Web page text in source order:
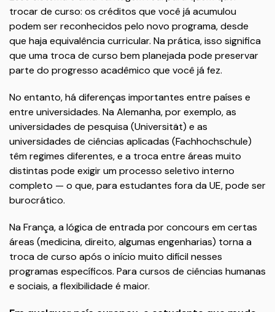
trocar de curso: os créditos que você já acumulou
podem ser reconhecidos pelo novo programa, desde
que haja equivalência curricular. Na prática, isso significa
que uma troca de curso bem planejada pode preservar
parte do progresso acadêmico que você já fez.
No entanto, há diferenças importantes entre países e
entre universidades. Na Alemanha, por exemplo, as
universidades de pesquisa (Universität) e as
universidades de ciências aplicadas (Fachhochschule)
têm regimes diferentes, e a troca entre áreas muito
distintas pode exigir um processo seletivo interno
completo — o que, para estudantes fora da UE, pode ser
burocrático.
Na França, a lógica de entrada por concours em certas
áreas (medicina, direito, algumas engenharias) torna a
troca de curso após o início muito difícil nesses
programas específicos. Para cursos de ciências humanas
e sociais, a flexibilidade é maior.